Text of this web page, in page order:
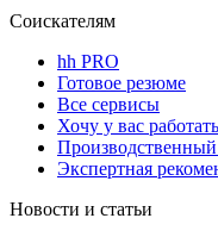
Соискателям
hh PRO
Готовое резюме
Все сервисы
Хочу у вас работать
Производственный
Экспертная
Новости и статьи